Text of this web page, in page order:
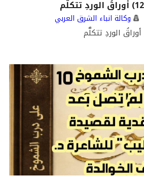
وكالة انباء الشرق العربي